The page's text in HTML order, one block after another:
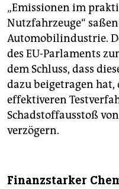
„Emissionen im
Nutzfahrzeuge“
Automobilindustrie.
des EU-Parlaments
dem Schluss, dass
dazu beigetragen hat,
effektiveren
Schadstoffausstoß
verzögern.
Finanzstarker